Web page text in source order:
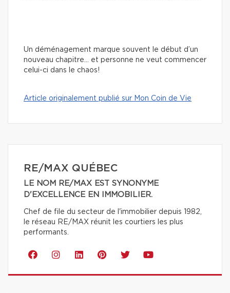
Un déménagement marque souvent le début d’un
nouveau chapitre… et personne ne veut commencer
celui-ci dans le chaos!
Article originalement publié sur Mon Coin de Vie
RE/MAX QUÉBEC
LE NOM RE/MAX EST SYNONYME
D'EXCELLENCE EN IMMOBILIER.
Chef de file du secteur de l'immobilier depuis 1982,
le réseau RE/MAX réunit les courtiers les plus
performants.